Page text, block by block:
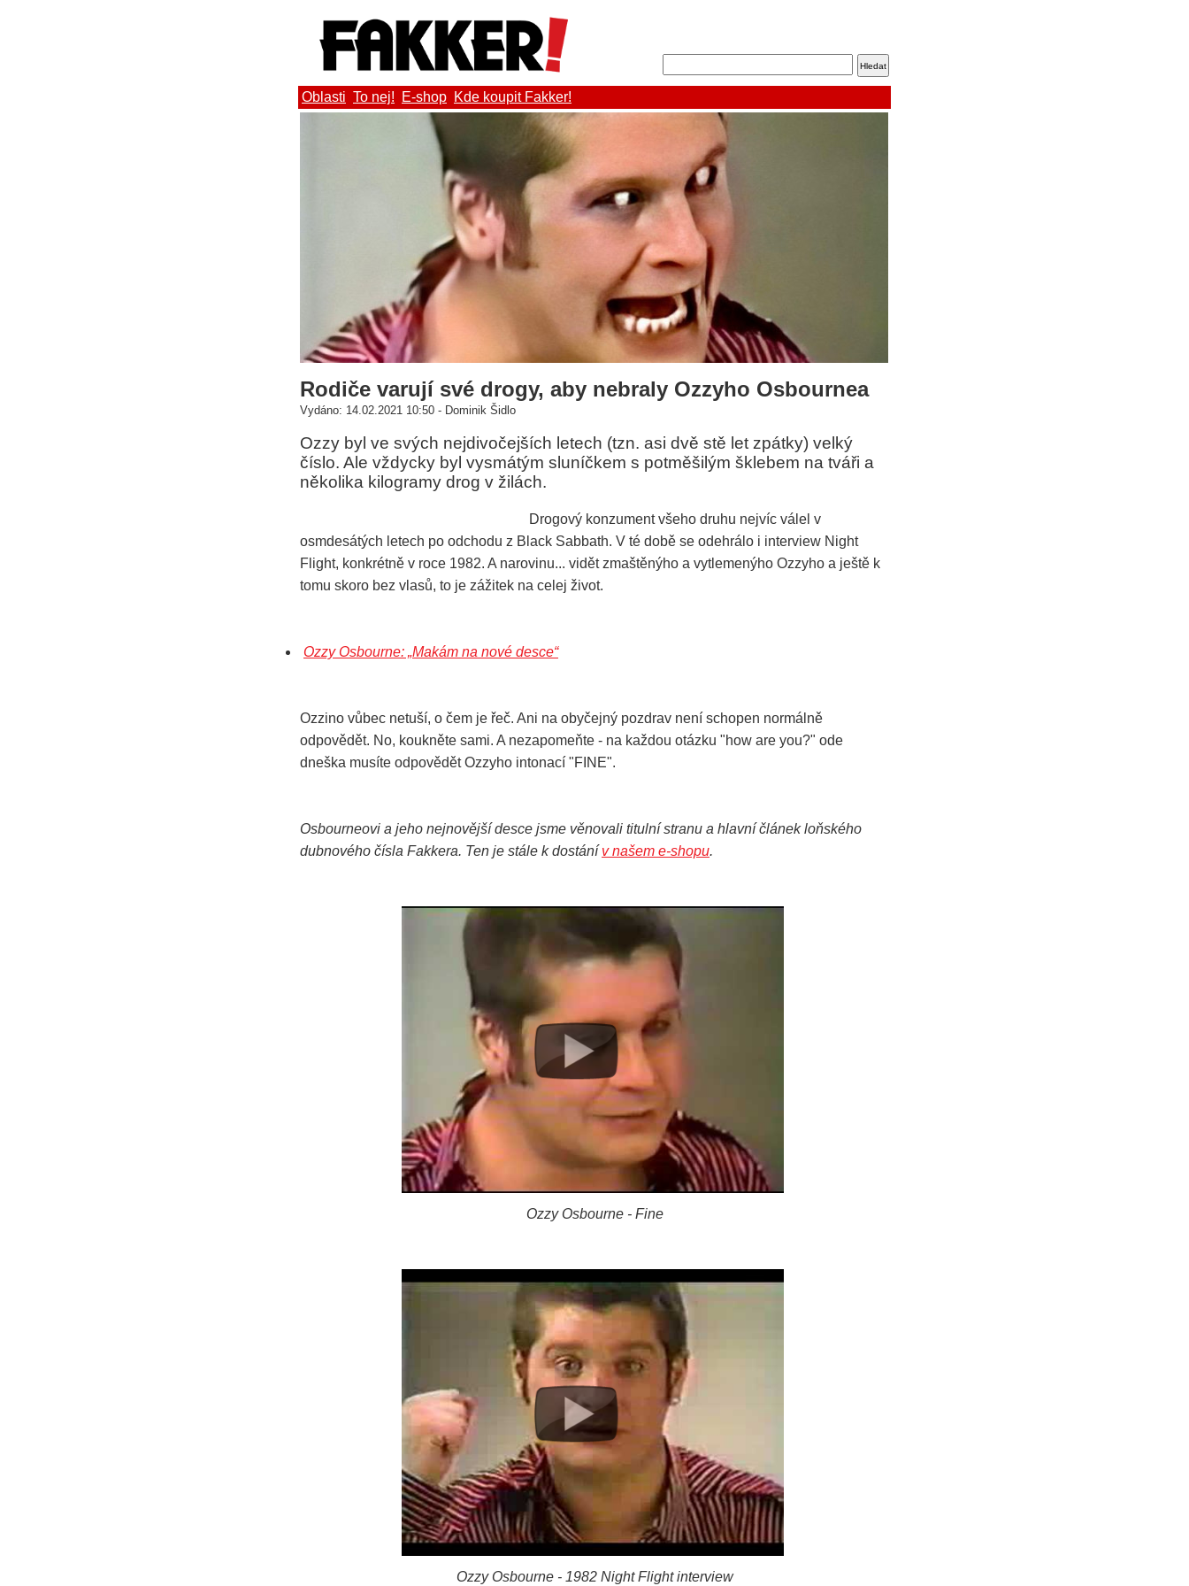
Oblasti To nej! E-shop Kde koupit Fakker!
Rodiče varují své drogy, aby nebraly Ozzyho Osbournea
Vydáno: 14.02.2021 10:50 - Dominik Šidlo
Ozzy byl ve svých nejdivočejších letech (tzn. asi dvě stě let zpátky) velký
číslo. Ale vždycky byl vysmátým sluníčkem s potměšilým šklebem na tváři a
několika kilogramy drog v žilách.
Drogový konzument všeho druhu nejvíc válel v
osmdesátých letech po odchodu z Black Sabbath. V té době se odehrálo i interview Night
Flight, konkrétně v roce 1982. A narovinu... vidět zmaštěnýho a vytlemenýho Ozzyho a ještě k
tomu skoro bez vlasů, to je zážitek na celej život.
Ozzy Osbourne: „Makám na nové desce“
Ozzino vůbec netuší, o čem je řeč. Ani na obyčejný pozdrav není schopen normálně
odpovědět. No, koukněte sami. A nezapomeňte - na každou otázku "how are you?" ode
dneška musíte odpovědět Ozzyho intonací "FINE".
Osbourneovi a jeho nejnovější desce jsme věnovali titulní stranu a hlavní článek loňského
dubnového čísla Fakkera. Ten je stále k dostání v našem e-shopu.
Ozzy Osbourne - Fine
Ozzy Osbourne - 1982 Night Flight interview